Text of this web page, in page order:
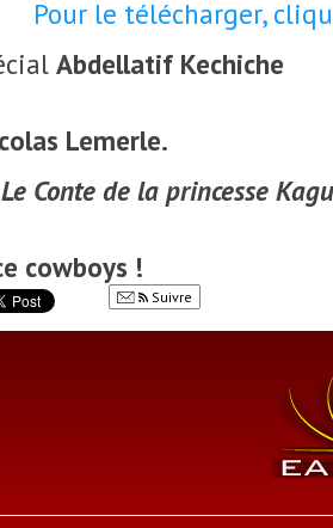
Pour le télécharger,
Abdellatif Kechiche
Lemerle.
Le Conte de la princesse
cowboys !
Suivre